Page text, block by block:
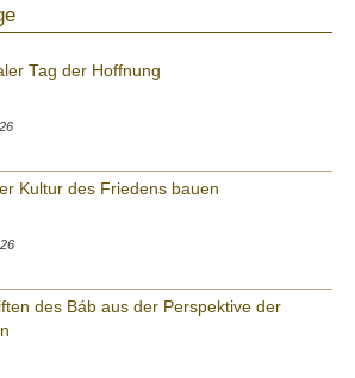
Tag der Hoffnung
Kultur des Friedens bauen
des Báb aus der Perspektive der